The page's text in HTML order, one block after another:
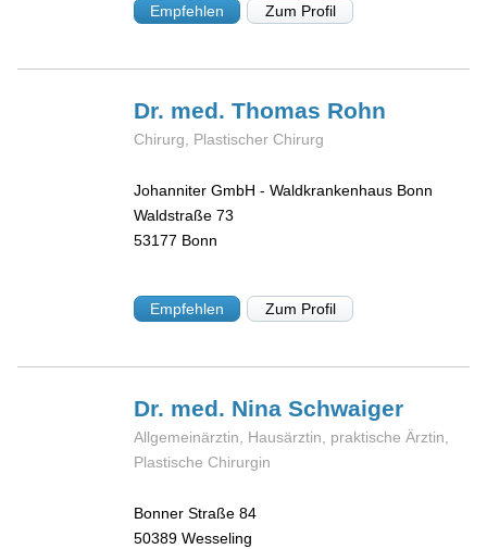
Empfehlen Zum Profil
Dr. med. Thomas Rohn
Chirurg, Plastischer Chirurg
Johanniter GmbH - Waldkrankenhaus Bonn
Waldstraße 73
53177 Bonn
Empfehlen Zum Profil
Dr. med. NinaSchwaiger
Allgemeinärztin, Hausärztin, praktische Ärztin,
Plastische Chirurgin
Bonner Straße 84
50389 Wesseling